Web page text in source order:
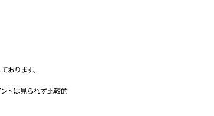
おります。
トは見られず比較的